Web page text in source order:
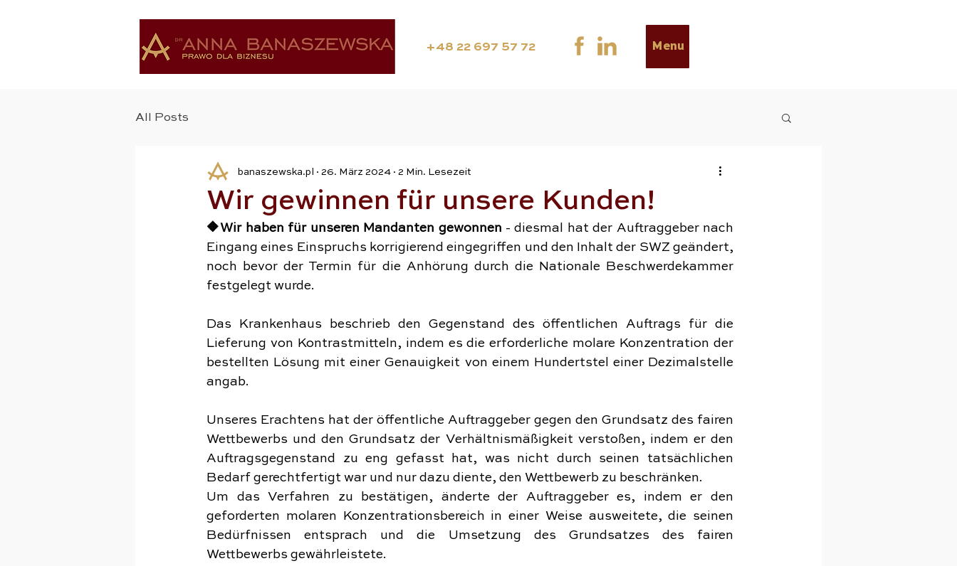
+48 22 697 57 72 Menu
All Posts
Wir gewinnen für unsere Kunden!
banaszewska.pl 26. März 2024 2 Min. Lesezeit
🔶Wir haben für unseren Mandanten gewonnen - diesmal hat der Auftraggeber nach
Eingang eines Einspruchs korrigierend eingegriffen und den Inhalt der SWZ geändert,
noch bevor der Termin für die Anhörung durch die Nationale Beschwerdekammer
festgelegt wurde.
Das Krankenhaus beschrieb den Gegenstand des öffentlichen Auftrags für die
Lieferung von Kontrastmitteln, indem es die erforderliche molare Konzentration der
bestellten Lösung mit einer Genauigkeit von einem Hundertstel einer Dezimalstelle
angab.
Unseres Erachtens hat der öffentliche Auftraggeber gegen den Grundsatz des fairen
Wettbewerbs und den Grundsatz der Verhältnismäßigkeit verstoßen, indem er den
Auftragsgegenstand zu eng gefasst hat, was nicht durch seinen tatsächlichen
Bedarf gerechtfertigt war und nur dazu diente, den Wettbewerb zu beschränken.
Um das Verfahren zu bestätigen, änderte der Auftraggeber es, indem er den
geforderten molaren Konzentrationsbereich in einer Weise ausweitete, die seinen
Bedürfnissen entsprach und die Umsetzung des Grundsatzes des fairen
Wettbewerbs gewährleistete.